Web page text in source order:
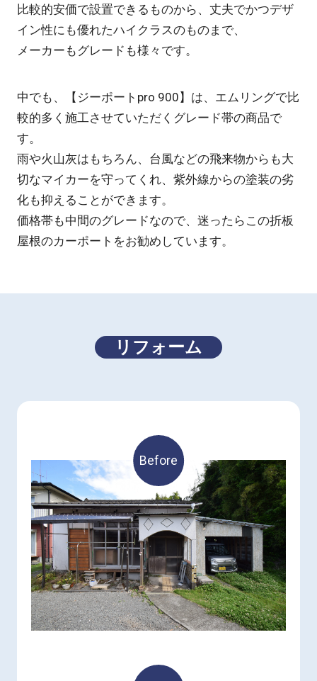
比較的安価で設置できるものから、丈夫でかつデザ
イン性にも優れたハイクラスのものまで、
メーカーもグレードも様々です。
中でも、【ジーポートpro 900】は、エムリングで比
較的多く施工させていただくグレード帯の商品で
す。
雨や火山灰はもちろん、台風などの飛来物からも大
切なマイカーを守ってくれ、紫外線からの塗装の劣
化も抑えることができます。
価格帯も中間のグレードなので、迷ったらこの折板
屋根のカーポートをお勧めしています。
リフォーム
Before